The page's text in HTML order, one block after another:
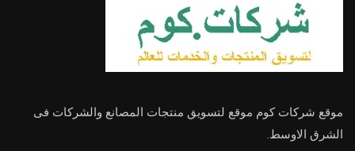
موقع شركات كوم موقع لتسويق منتجات المصانع والشركات فى
الشرق الاوسط.